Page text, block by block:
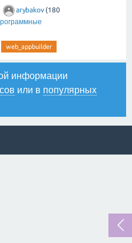
arybakov (180
web_appbuilder
информации
или в популярных